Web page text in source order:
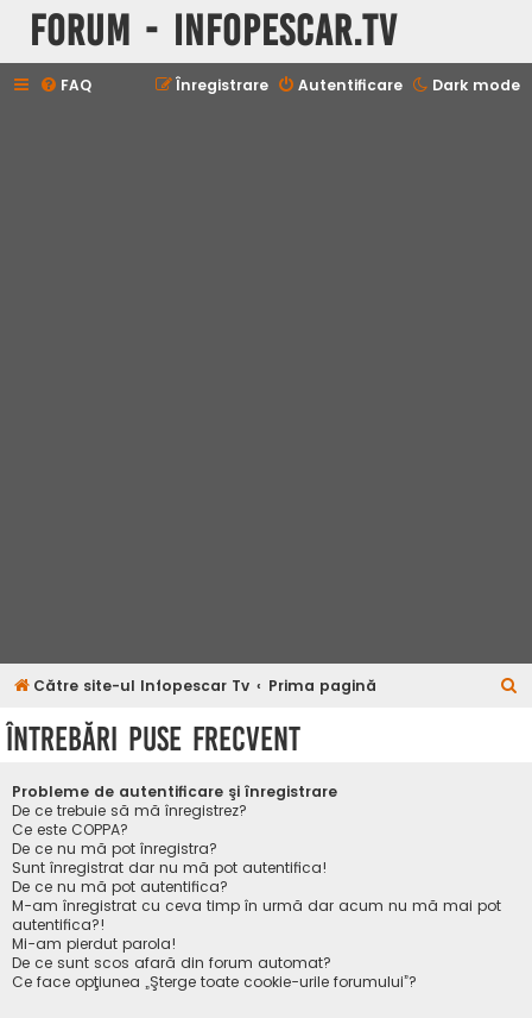
Forum - InfoPescar.Tv
Dark mode
FAQ Autentificare
Înregistrare
Către site-ul Infopescar Tv Prima pagină
Întrebări puse frecvent
Probleme de autentificare şi înregistrare
De ce trebuie să mă înregistrez?
Ce este COPPA?
De ce nu mă pot înregistra?
Sunt înregistrat dar nu mă pot autentifica!
De ce nu mă pot autentifica?
M-am înregistrat cu ceva timp în urmă dar acum nu mă mai pot
autentifica?!
Mi-am pierdut parola!
De ce sunt scos afară din forum automat?
Ce face opţiunea „Şterge toate cookie-urile forumului”?